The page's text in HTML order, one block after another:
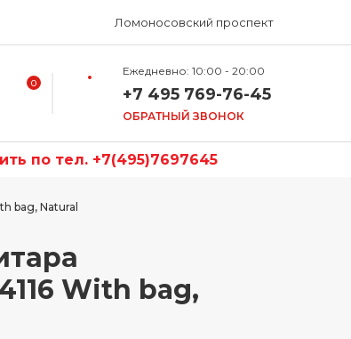
Ломоносовский проспект
0
Ежедневно: 10:00 - 20:00
+7 495 769-76-45
ОБРАТНЫЙ ЗВОНОК
по тел. +7(495)7697645
bag, Natural
With bag,